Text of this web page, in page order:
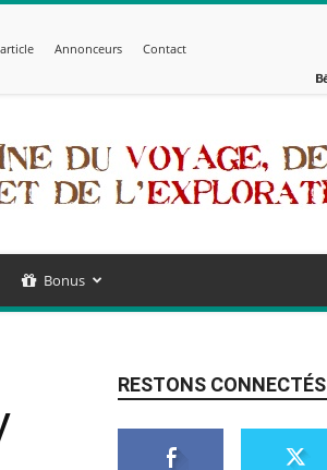
Annonceurs Contact
Bonus
RESTONS CONNECTÉS